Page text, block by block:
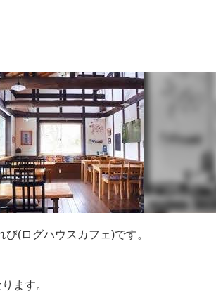
(ログハウスカフェ)です。
ます。